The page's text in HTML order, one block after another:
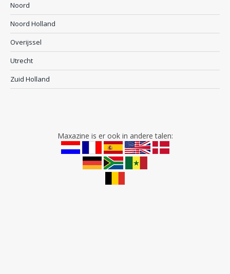
Noord
Noord Holland
Overijssel
Utrecht
Zuid Holland
Maxazine is er ook in andere talen: